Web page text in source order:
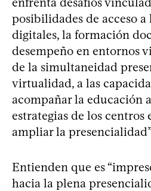
posibilidades de acceso
digitales, la formación
desempeño en entornos
de la simultaneidad
virtualidad, a las
acompañar la educación
estrategias de los centros
ampliar la
Entienden que es
hacia la plena